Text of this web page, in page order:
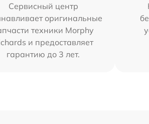
Сервисный центр
оригинальные
техники Morphy
и предоставляет
гарантию до 3 лет.